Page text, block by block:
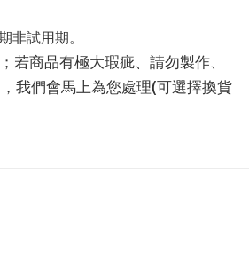
非試用期。
若商品有極大瑕疵、請勿製作、
我們會馬上為您處理(可選擇換貨